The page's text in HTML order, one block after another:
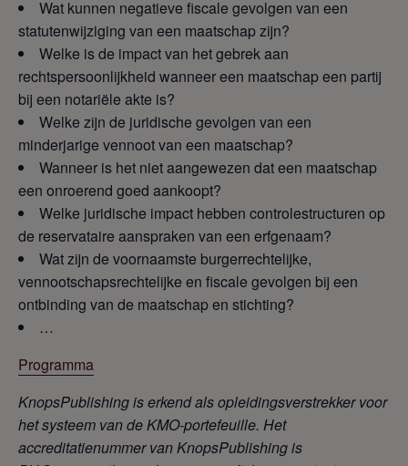
Wat kunnen negatieve fiscale gevolgen van een
statutenwijziging van een maatschap zijn?
Welke is de impact van het gebrek aan
rechtspersoonlijkheid wanneer een maatschap een partij
bij een notariële akte is?
Welke zijn de juridische gevolgen van een
minderjarige vennoot van een maatschap?
Wanneer is het niet aangewezen dat een maatschap
een onroerend goed aankoopt?
Welke juridische impact hebben controlestructuren op
de reservataire aanspraken van een erfgenaam?
Wat zijn de voornaamste burgerrechtelijke,
vennootschapsrechtelijke en fiscale gevolgen bij een
ontbinding van de maatschap en stichting?
…
Programma
KnopsPublishing is erkend als opleidingsverstrekker voor
het systeem van de KMO-portefeuille. Het
accreditatienummer van KnopsPublishing is